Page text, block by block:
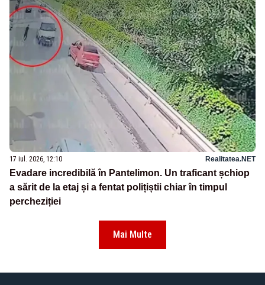
17 iul. 2026, 12:10 Realitatea.NET
Evadare incredibilă în Pantelimon. Un traficant șchiop
a sărit de la etaj și a fentat polițiștii chiar în timpul
percheziției
Mai Multe